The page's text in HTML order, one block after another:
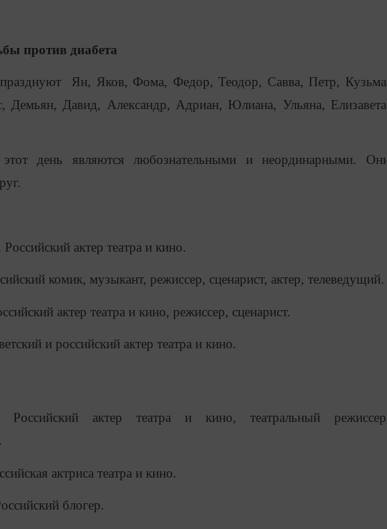
против диабета
Ян, Яков, Фома, Федор, Теодор, Савва, Петр,
Демьян, Давид, Александр, Адриан, Юлиана, Ульяна,
день являются любознательными и неординарными.
Российский актер театра и кино.
комик, музыкант, режиссер, сценарист, актер, телеведущий.
актер театра и кино, режиссер, сценарист.
и российский актер театра и кино.
Российский актер театра и кино, театральный
актриса театра и кино.
блогер.